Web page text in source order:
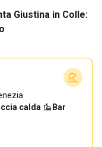
Giustina in Colle:
calda· Bar·